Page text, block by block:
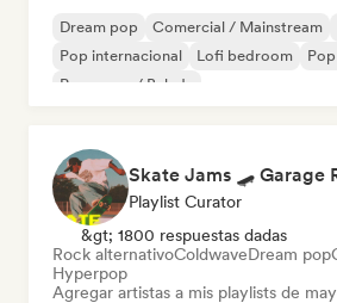
Dream pop Comercial / Mainstream
Pop internacional
Lofi bedroom
Pop suave / Balada
Playlist Curator
&gt; 1800 respuestas dadas
Rock alternativoColdwaveDream pop
Hyperpop
Agregar artistas a mis playlists de